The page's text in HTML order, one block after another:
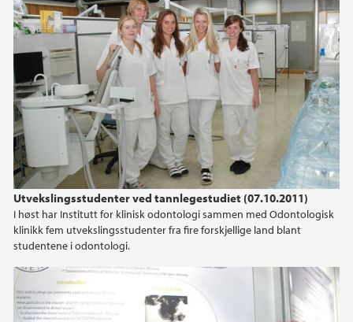
Utvekslingsstudenter ved tannlegestudiet (07.10.2011)
I høst har Institutt for klinisk odontologi sammen med Odontologisk
klinikk fem utvekslingsstudenter fra fire forskjellige land blant
studentene i odontologi.